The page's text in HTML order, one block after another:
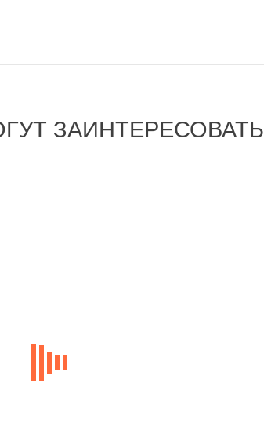
ЗАИНТЕРЕСОВАТЬ